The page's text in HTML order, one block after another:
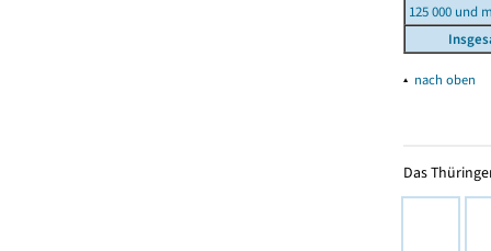
125 000 und
▴ nach oben
Das